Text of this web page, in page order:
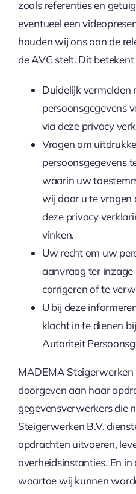
zoals referenties en
eventueel een
houden wij ons aan de
de AVG stelt. Dit
Duidelijk vermelden
persoonsgegevens
via deze privacy
Vragen om
persoonsgegevens
waarin uw
wij door u te vragen
deze privacy
vinken.
Uw recht om uw
aanvraag ter inzage
corrigeren of te
U bij deze
klacht in te dienen
Autoriteit
MADEMA Steigerwerken
doorgeven aan haar
gegevensverwerkers die
Steigerwerken B.V.
opdrachten uitvoeren,
overheidsinstanties. En in
waartoe wij kunnen